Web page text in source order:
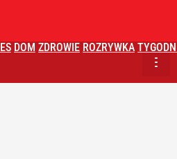
DOM ZDROWIE ROZRYWKA